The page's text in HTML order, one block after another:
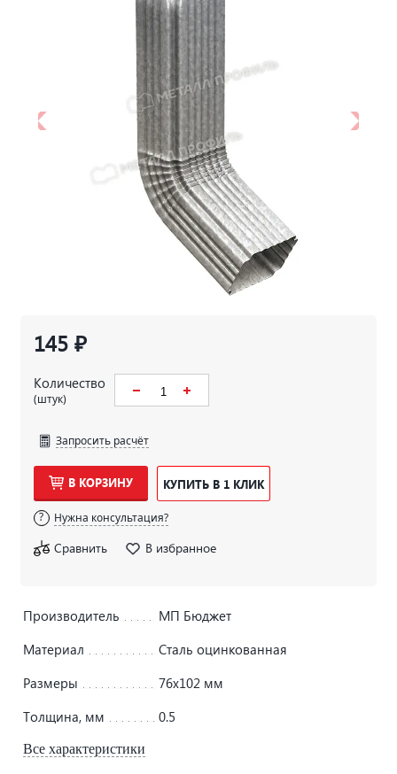
145 ₽
Количество
(штук)
Запросить расчёт
В КОРЗИНУ КУПИТЬ В 1 КЛИК
Нужна консультация?
Сравнить В избранное
Производитель
МП Бюджет
Материал
Сталь оцинкованная
Размеры
76х102 мм
Толщина, мм
0.5
Все характеристики